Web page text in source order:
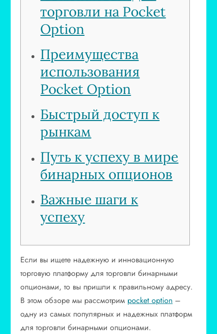
торговли на Pocket
Option
Преимущества
использования
Pocket Option
Быстрый доступ к
рынкам
Путь к успеху в мире
бинарных опционов
Важные шаги к
успеху
Если вы ищете надежную и инновационную
торговую платформу для торговли бинарными
опционами, то вы пришли к правильному адресу.
В этом обзоре мы рассмотрим pocket option –
одну из самых популярных и надежных платформ
для торговли бинарными опционами.